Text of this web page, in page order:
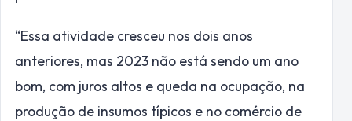
“Essa atividade cresceu nos dois anos
anteriores, mas 2023 não está sendo um ano
bom, com juros altos e queda na ocupação, na
produção de insumos típicos e no comércio de